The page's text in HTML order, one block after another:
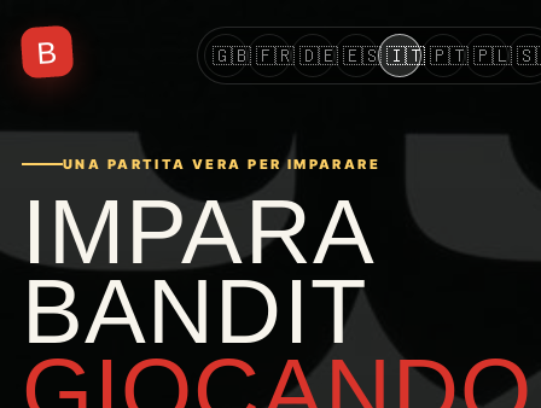
B 🇬🇧 🇫🇷 🇩🇪 🇪🇸 🇮🇹 🇵🇹 🇵🇱
UNA PARTITA VERA PER IMPARARE
IMPARA
BANDIT